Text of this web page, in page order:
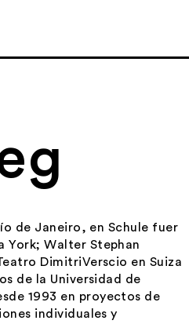
de Janeiro, en Schule fuer
York; Walter Stephan
DimitriVerscio en Suiza
de la Universidad de
1993 en proyectos de
individuales y